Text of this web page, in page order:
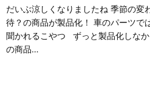
だいぶ涼しくなりましたね 季節の
待？の商品が製品化！ 車のパーツで
聞かれるこやつ ずっと製品化しな
の商品…